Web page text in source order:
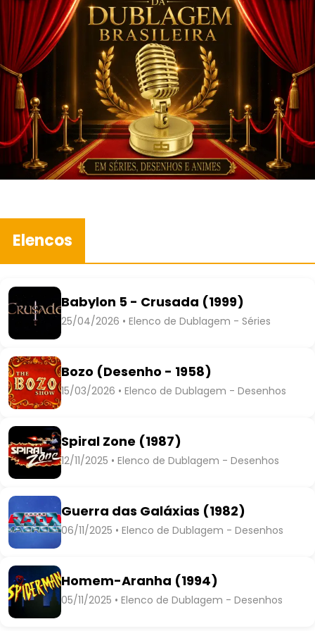
Elencos
Babylon 5 - Crusada (1999)
25/04/2026 • Elenco de Dublagem - Séries
Bozo (Desenho - 1958)
15/03/2026 • Elenco de Dublagem - Desenhos
Spiral Zone (1987)
12/11/2025 • Elenco de Dublagem - Desenhos
Guerra das Galáxias (1982)
06/11/2025 • Elenco de Dublagem - Desenhos
Homem-Aranha (1994)
05/11/2025 • Elenco de Dublagem - Desenhos